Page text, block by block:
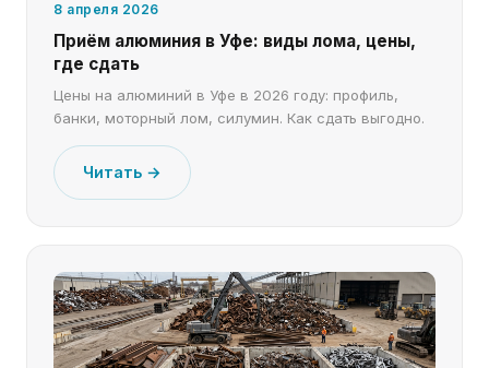
8 апреля 2026
Приём алюминия в Уфе: виды лома, цены,
где сдать
Цены на алюминий в Уфе в 2026 году: профиль,
банки, моторный лом, силумин. Как сдать выгодно.
Читать →